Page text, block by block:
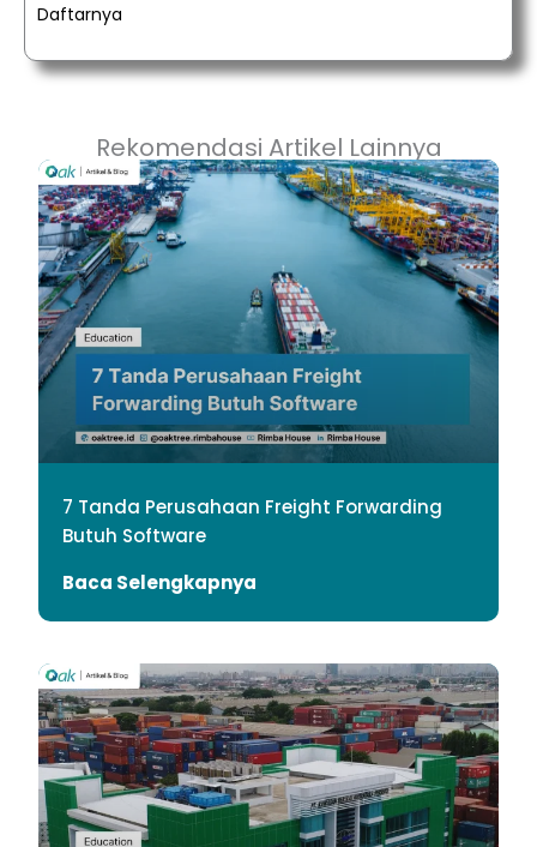
Daftarnya
Rekomendasi Artikel Lainnya
7 Tanda Perusahaan Freight Forwarding
Butuh Software
Baca Selengkapnya